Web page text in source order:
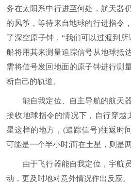
务在太阳系中行进至何处，航天器
的风筝，等待来自地球的行进指令
了深空原子钟，“我们可以过渡到
船将用其来测量追踪信号从地球抵
需将信号发回地面的原子钟进行测
断自己的轨道。
能自我定位、自主导航的航天器
接收地球指令的情况下，自行穿越
星这样的地方，(追踪信号)往返时
可能是一个半小时;而在土星，则是
由于飞行器能自我定位，宇航员
动，更及时地对意外情况作出反应。